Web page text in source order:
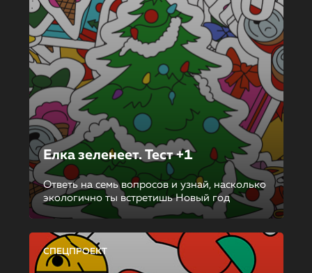
Елка зеленеет. Тест +1
Ответь на семь вопросов и узнай, насколько
экологично ты встретишь Новый год
СПЕЦПРОЕКТ